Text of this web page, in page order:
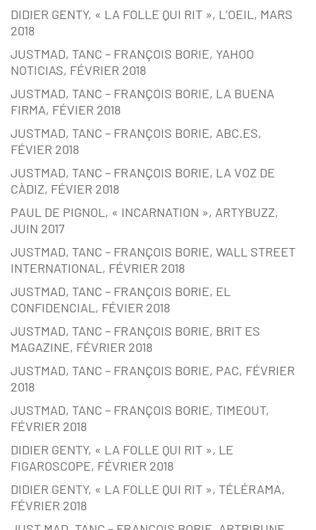
DIDIER GENTY, « LA FOLLE QUI RIT », L’OEIL, MARS
2018
JUSTMAD, TANC – FRANÇOIS BORIE, YAHOO
NOTICIAS, FÉVRIER 2018
JUSTMAD, TANC – FRANÇOIS BORIE, LA BUENA
FIRMA, FÉVIER 2018
JUSTMAD, TANC – FRANÇOIS BORIE, ABC.ES,
FÉVIER 2018
JUSTMAD, TANC – FRANÇOIS BORIE, LA VOZ DE
CÀDIZ, FÉVIER 2018
PAUL DE PIGNOL, « INCARNATION », ARTYBUZZ,
JUIN 2017
JUSTMAD, TANC – FRANÇOIS BORIE, WALL STREET
INTERNATIONAL, FÉVRIER 2018
JUSTMAD, TANC – FRANÇOIS BORIE, EL
CONFIDENCIAL, FÉVIER 2018
JUSTMAD, TANC – FRANÇOIS BORIE, BRIT ES
MAGAZINE, FÉVRIER 2018
JUSTMAD, TANC – FRANÇOIS BORIE, PAC, FÉVRIER
2018
JUSTMAD, TANC – FRANÇOIS BORIE, TIMEOUT,
FÉVRIER 2018
DIDIER GENTY, « LA FOLLE QUI RIT », LE
FIGAROSCOPE, FÉVRIER 2018
DIDIER GENTY, « LA FOLLE QUI RIT », TÉLÉRAMA,
FÉVRIER 2018